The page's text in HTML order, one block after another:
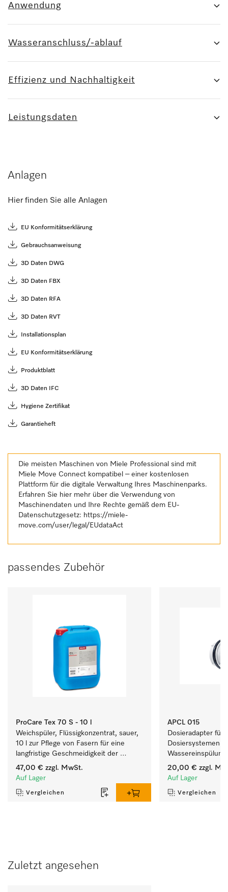
Anwendung
Wasseranschluss/-ablauf
Effizienz und Nachhaltigkeit
Leistungsdaten
Anlagen
Hier finden Sie alle Anlagen
EU Konformitätserklärung
Gebrauchsanweisung
3D Daten DWG
3D Daten FBX
3D Daten RFA
3D Daten RVT
Installationsplan
EU Konformitätserklärung
Produktblatt
3D Daten IFC
Hygiene Zertifikat
Garantieheft
Die meisten Maschinen von Miele Professional sind mit
Miele Move Connect kompatibel – einer kostenlosen
Plattform für die digitale Verwaltung Ihres Maschinenparks.
Erfahren Sie hier mehr über die Verwendung von
Maschinendaten und Ihre Rechte gemäß dem EU-
Datenschutzgesetz: https://miele-
move.com/user/legal/EUdataAct
passendes Zubehör
ProCare Tex 70 S - 10 l
Weichspüler, Flüssigkonzentrat, sauer,
10 l zur Pflege von Fasern für eine
langfristige Geschmeidigkeit der
Textilien.
47,00 € zzgl. MwSt.
Auf Lager
Vergleichen
APCL 015
Dosieradapter für
Dosiersystemen
20,00 € zzgl.
Auf Lager
Vergleichen
Zuletzt angesehen